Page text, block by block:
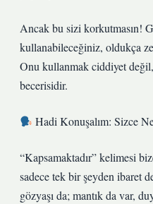
Ancak bu sizi korkutmasın!
kullanabileceğiniz, oldukça
Onu kullanmak ciddiyet
becerisidir.
Hadi Konuşalım: Sizce
“Kapsamaktadır” kelimesi
sadece tek bir şeyden ibaret
gözyaşı da; mantık da var,